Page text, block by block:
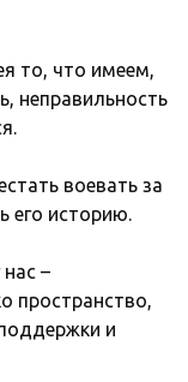
то, что имеем,
неправильность
воевать за
его историю.
–
пространство,
и